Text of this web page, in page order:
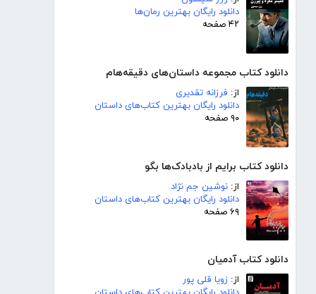
دانلود رایگان بهترین رمان‌ها
۴۲ صفحه
دانلود کتاب مجموعه داستان‌های دقیقه‌هام
از: فرزانه تقدیری
دانلود رایگان بهترین کتاب‌های داستان
۹۰ صفحه
دانلود کتاب برایم از بادبادک‌ها بگو
از: نوشین جم نژاد
دانلود رایگان بهترین کتاب‌های داستان
۶۹ صفحه
دانلود کتاب آدمیان
از: زویا قلی پور